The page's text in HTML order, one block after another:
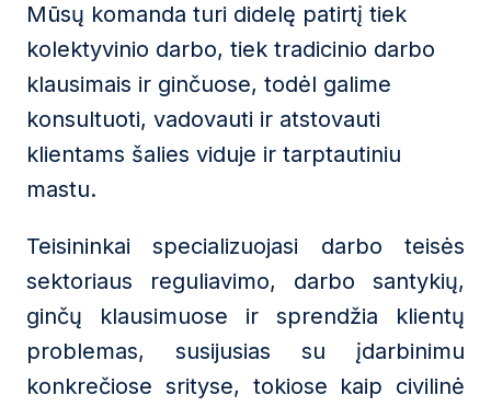
Mūsų komanda turi didelę patirtį tiek
kolektyvinio darbo, tiek tradicinio darbo
klausimais ir ginčuose, todėl galime
konsultuoti, vadovauti ir atstovauti
klientams šalies viduje ir tarptautiniu
mastu.
Teisininkai specializuojasi darbo teisės
sektoriaus reguliavimo, darbo santykių,
ginčų klausimuose ir sprendžia klientų
problemas, susijusias su įdarbinimu
konkrečiose srityse, tokiose kaip civilinė